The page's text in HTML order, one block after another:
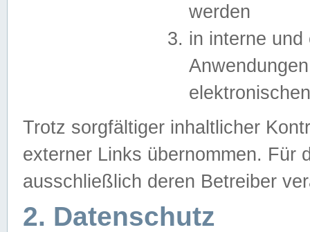
werden
in interne
Trotz sorgfältiger inhaltlicher
externer Links übernommen. Für
ausschließlich deren Betreiber
2. Datenschutz